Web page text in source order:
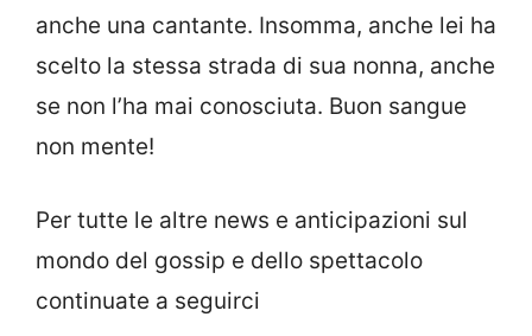
anche una cantante. Insomma, anche lei ha
scelto la stessa strada di sua nonna, anche
se non l’ha mai conosciuta. Buon sangue
non mente!
Per tutte le altre news e anticipazioni sul
mondo del gossip e dello spettacolo
continuate a seguirci